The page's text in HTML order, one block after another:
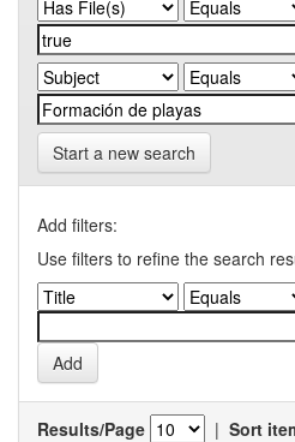
Start a new search
Add filters:
Use filters to refine the search
Results/Page | Sort